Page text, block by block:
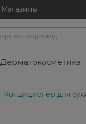
Магазины
Дерматокосметика
Кондиционер для